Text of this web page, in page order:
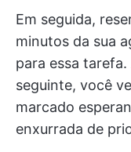
Em seguida,
minutos da sua
para essa
seguinte, você
marcado
enxurrada de